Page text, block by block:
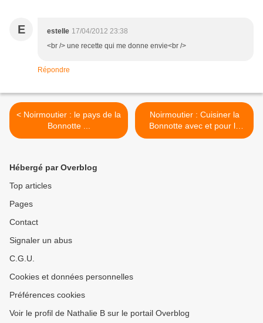
E estelle 17/04/2012 23:38
<br /> une recette qui me donne envie<br />
Répondre
< Noirmoutier : le pays de la
Bonnotte ...
Noirmoutier : Cuisiner la
Bonnotte avec et pour le
Chef Lionel Guilbaud >
Hébergé par Overblog
Top articles
Pages
Contact
Signaler un abus
C.G.U.
Cookies et données personnelles
Préférences cookies
Voir le profil de Nathalie B sur le portail Overblog